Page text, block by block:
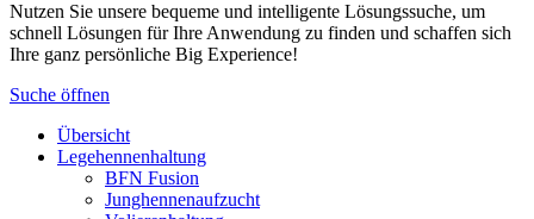
Nutzen Sie unsere bequeme und intelligente Lösungssuche, um
schnell Lösungen für Ihre Anwendung zu finden und schaffen sich
Ihre ganz persönliche Big Experience!
Suche öffnen
Übersicht
Legehennenhaltung
BFN Fusion
Junghennenaufzucht